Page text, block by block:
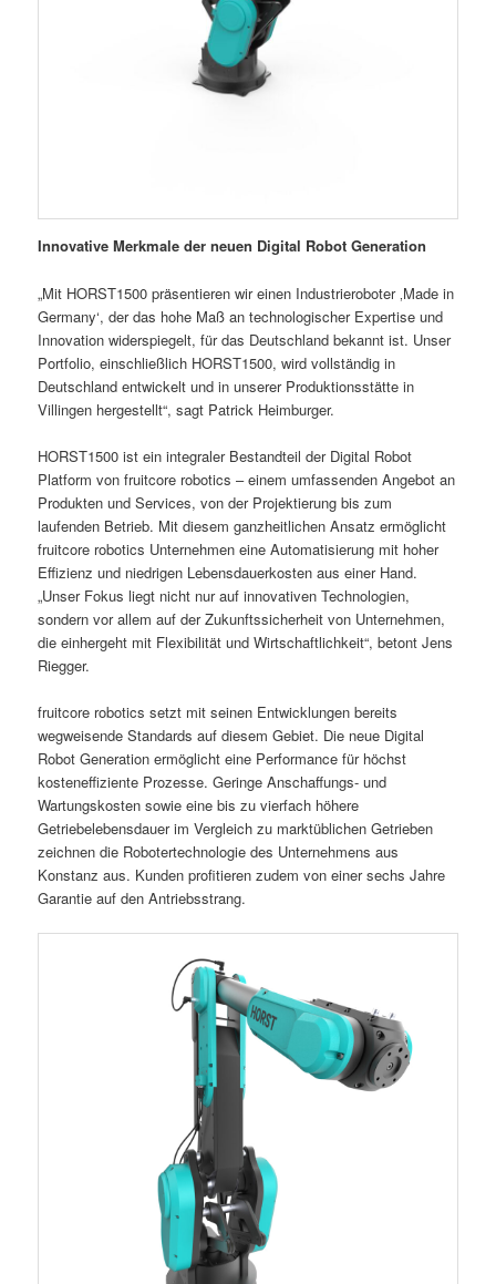
Innovative Merkmale der neuen Digital Robot Generation
„Mit HORST1500 präsentieren wir einen Industrieroboter ‚Made in
Germany‘, der das hohe Maß an technologischer Expertise und
Innovation widerspiegelt, für das Deutschland bekannt ist. Unser
Portfolio, einschließlich HORST1500, wird vollständig in
Deutschland entwickelt und in unserer Produktionsstätte in
Villingen hergestellt“, sagt Patrick Heimburger.
HORST1500 ist ein integraler Bestandteil der Digital Robot
Platform von fruitcore robotics – einem umfassenden Angebot an
Produkten und Services, von der Projektierung bis zum
laufenden Betrieb. Mit diesem ganzheitlichen Ansatz ermöglicht
fruitcore robotics Unternehmen eine Automatisierung mit hoher
Effizienz und niedrigen Lebensdauerkosten aus einer Hand.
„Unser Fokus liegt nicht nur auf innovativen Technologien,
sondern vor allem auf der Zukunftssicherheit von Unternehmen,
die einhergeht mit Flexibilität und Wirtschaftlichkeit“, betont Jens
Riegger.
fruitcore robotics setzt mit seinen Entwicklungen bereits
wegweisende Standards auf diesem Gebiet. Die neue Digital
Robot Generation ermöglicht eine Performance für höchst
kosteneffiziente Prozesse. Geringe Anschaffungs- und
Wartungskosten sowie eine bis zu vierfach höhere
Getriebelebensdauer im Vergleich zu marktüblichen Getrieben
zeichnen die Robotertechnologie des Unternehmens aus
Konstanz aus. Kunden profitieren zudem von einer sechs Jahre
Garantie auf den Antriebsstrang.